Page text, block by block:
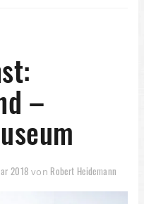
–
2018 von Robert Heidemann